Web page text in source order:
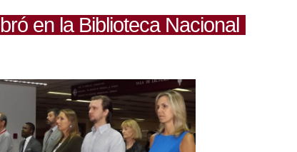
en la Biblioteca Nacional